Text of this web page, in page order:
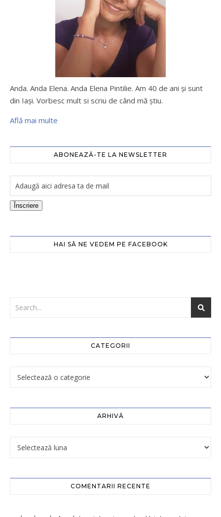
Anda. Anda Elena. Anda Elena Pintilie. Am 40 de ani şi sunt
din Iaşi. Vorbesc mult si scriu de când mă ştiu.
Află mai multe
ABONEAZĂ-TE LA NEWSLETTER
Înscriere
HAI SĂ NE VEDEM PE FACEBOOK
CATEGORII
ARHIVĂ
COMENTARII RECENTE